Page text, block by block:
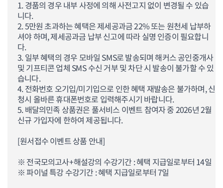
1. 경품의 경우 내부 사정에 의해 사전고지 없이 변경될 수 있습
니다.
2. 5만원 초과하는 혜택은 제세공과금 22% 또는 원천세 납부하
셔야 하며, 제세공과금 납부 신고에 따라 실명 인증이 필요합니
다.
3. 일부 혜택의 경우 모바일 SMS로 발송되며 해커스 공인중개사
및 기프티콘 업체 SMS 수신 거부 및 차단 시 발송이 불가할 수 있
습니다.
4. 전화번호 오기입/미기입으로 인한 혜택 재발송은 불가하며, 신
청시 올바른 휴대폰번호로 입력해주시기 바랍니다.
5. 배달의민족 상품권은 풀서비스 이벤트 참여자 중 2026년 2월
신규 가입자에 한하여 제공됩니다.
[원서접수 이벤트 상품 안내]
※ 전국모의고사+해설강의 수강기간 : 혜택 지급일로부터 14일
※ 파이널 특강 수강기간 :혜택 지급일로부터 7일